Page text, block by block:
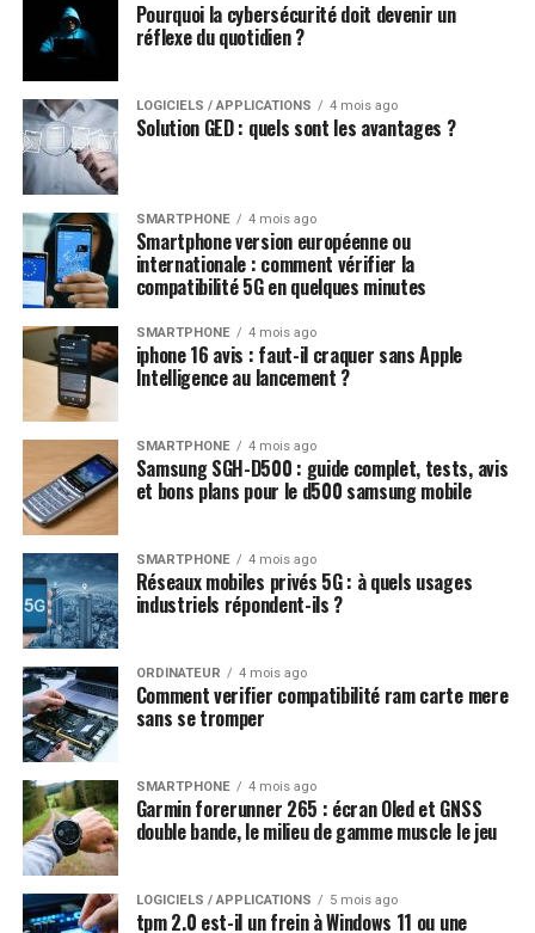
Pourquoi la cybersécurité doit devenir un
réflexe du quotidien ?
LOGICIELS / APPLICATIONS 4 mois ago
Solution GED : quels sont les avantages ?
SMARTPHONE 4 mois ago
Smartphone version européenne ou
internationale : comment vérifier la
compatibilité 5G en quelques minutes
SMARTPHONE 4 mois ago
iphone 16 avis : faut-il craquer sans Apple
Intelligence au lancement ?
SMARTPHONE 4 mois ago
Samsung SGH-D500 : guide complet, tests, avis
et bons plans pour le d500 samsung mobile
SMARTPHONE 4 mois ago
Réseaux mobiles privés 5G : à quels usages
industriels répondent-ils ?
ORDINATEUR 4 mois ago
Comment verifier compatibilité ram carte mere
sans se tromper
SMARTPHONE 4 mois ago
Garmin forerunner 265 : écran Oled et GNSS
double bande, le milieu de gamme muscle le jeu
LOGICIELS / APPLICATIONS 5 mois ago
tpm 2.0 est-il un frein à Windows 11 ou une